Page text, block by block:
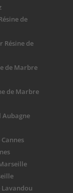
de
Résine de
de Marbre
de Marbre